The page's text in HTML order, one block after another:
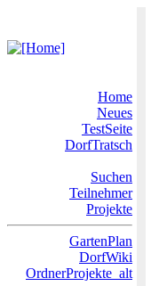
Home
Neues
TestSeite
DorfTratsch
Suchen
Teilnehmer
Projekte
GartenPlan
DorfWiki
OrdnerProjekte_alt